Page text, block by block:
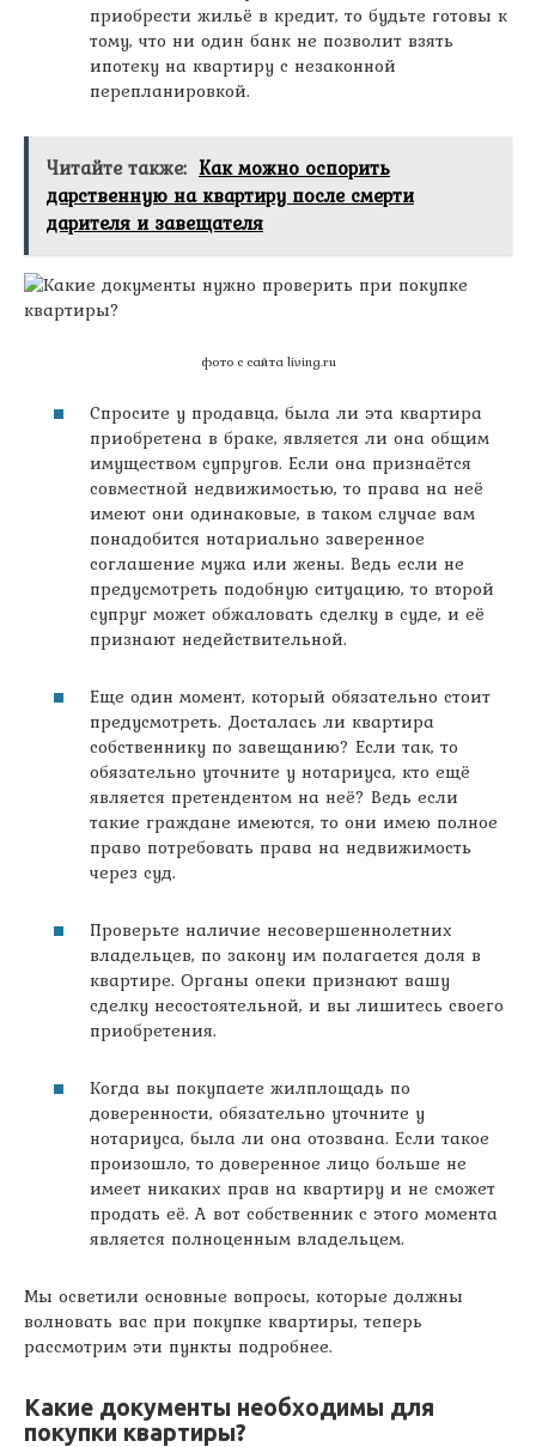
приобрести жильё в кредит, то будьте готовы к
тому, что ни один банк не позволит взять
ипотеку на квартиру с незаконной
перепланировкой.
Читайте также: Как можно оспорить
дарственную на квартиру после смерти
дарителя и завещателя
фото с сайта living.ru
Спросите у продавца, была ли эта квартира
приобретена в браке, является ли она общим
имуществом супругов. Если она признаётся
совместной недвижимостью, то права на неё
имеют они одинаковые, в таком случае вам
понадобится нотариально заверенное
соглашение мужа или жены. Ведь если не
предусмотреть подобную ситуацию, то второй
супруг может обжаловать сделку в суде, и её
признают недействительной.
Еще один момент, который обязательно стоит
предусмотреть. Досталась ли квартира
собственнику по завещанию? Если так, то
обязательно уточните у нотариуса, кто ещё
является претендентом на неё? Ведь если
такие граждане имеются, то они имею полное
право потребовать права на недвижимость
через суд.
Проверьте наличие несовершеннолетних
владельцев, по закону им полагается доля в
квартире. Органы опеки признают вашу
сделку несостоятельной, и вы лишитесь своего
приобретения.
Когда вы покупаете жилплощадь по
доверенности, обязательно уточните у
нотариуса, была ли она отозвана. Если такое
произошло, то доверенное лицо больше не
имеет никаких прав на квартиру и не сможет
продать её. А вот собственник с этого момента
является полноценным владельцем.
Мы осветили основные вопросы, которые должны
волновать вас при покупке квартиры, теперь
рассмотрим эти пункты подробнее.
Какие документы необходимы для
покупки квартиры?